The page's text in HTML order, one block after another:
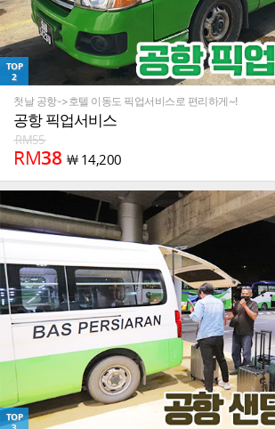
TOP
2
첫날 공항->호텔 이동도 픽업서비스로 편리하게~!
공항 픽업서비스
RM55
RM38 ￦ 14,200
TOP